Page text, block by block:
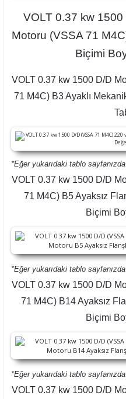
VOLT 0.37 kw
Motoru (VSSA 71
Biçimi
VOLT 0.37 kw 1500 D/D
71 M4C) B3 Ayaklı
*Eğer yukarıdaki tablo
VOLT 0.37 kw 1500 D/D
71 M4C) B5 Ayaksız
Biçimi
*Eğer yukarıdaki tablo
VOLT 0.37 kw 1500 D/D
71 M4C) B14 Ayaksız
Biçimi
*Eğer yukarıdaki tablo
VOLT 0.37 kw 1500 D/D